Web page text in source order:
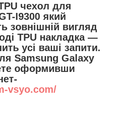
чехол для
I9300 який
зовнішній вигляд
TPU накладка —
усі ваші запити.
Samsung Galaxy
оформивши
vsyo.com/